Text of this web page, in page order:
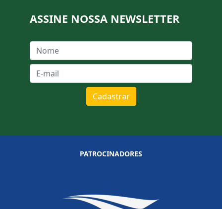
ASSINE NOSSA NEWSLETTER
Cadastrar
PATROCINADORES